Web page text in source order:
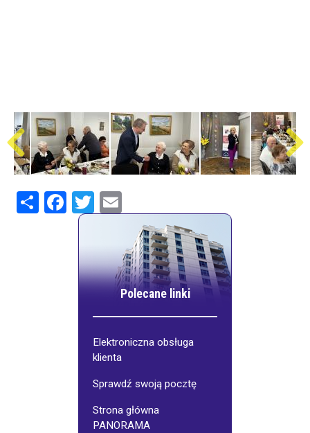
ShareFacebook
Twitter
Polecane linki
Elektroniczna obsługa
klienta
Sprawdź swoją pocztę
Strona główna
PANORAMA